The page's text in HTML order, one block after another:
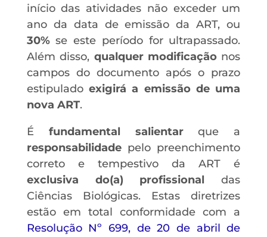
início das atividades não exceder um
ano da data de emissão da ART, ou
30%se este período for ultrapassado.
Além disso, qualquer modificaçãonos
campos do documento após o prazo
estipuladoexigirá a emissão de uma
nova ART.
É fundamental salientarque a
responsabilidadepelo preenchimento
correto e tempestivo da ART é
exclusiva do(a) profissional das
Ciências Biológicas. Estas diretrizes
estão em total conformidade com a
Resolução Nº 699, de 20 de abril de